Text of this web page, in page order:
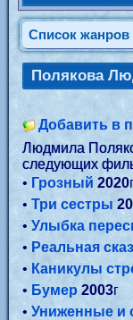
Список жанров
Полякова
Добавить в
Людмила
следующих
• Грозный 2020
• Три сестры
• Улыбка
• Реальная
• Каникулы
• Бумер 2003г
• Униженные и